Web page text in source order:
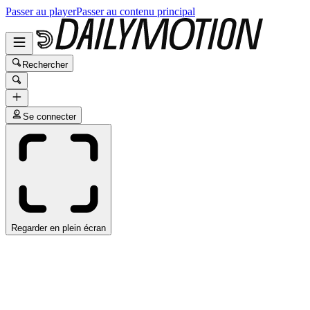
Passer au playerPasser au contenu principal
Rechercher
Se connecter
Regarder en plein écran